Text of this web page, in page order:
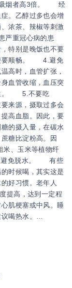
吸烟者高3倍。 经
。乙醇过多也会增
浓茶、辣椒等刺激
重冠心病的患
特别是晚饭也不要
便要顺畅。 4.避免
时，血管扩张，
血管收缩，血压突
生。 5.不要吃
来源，摄取过多会
高血脂。因此，要
的摄入量，在碳水
糖比淀粉高。因
米、玉米等植物纤
避免脱水。 有些
时候喝，其实这是
好习惯。老年人
提高，达到一定程
肌梗塞或中风。睡
喝热水。…